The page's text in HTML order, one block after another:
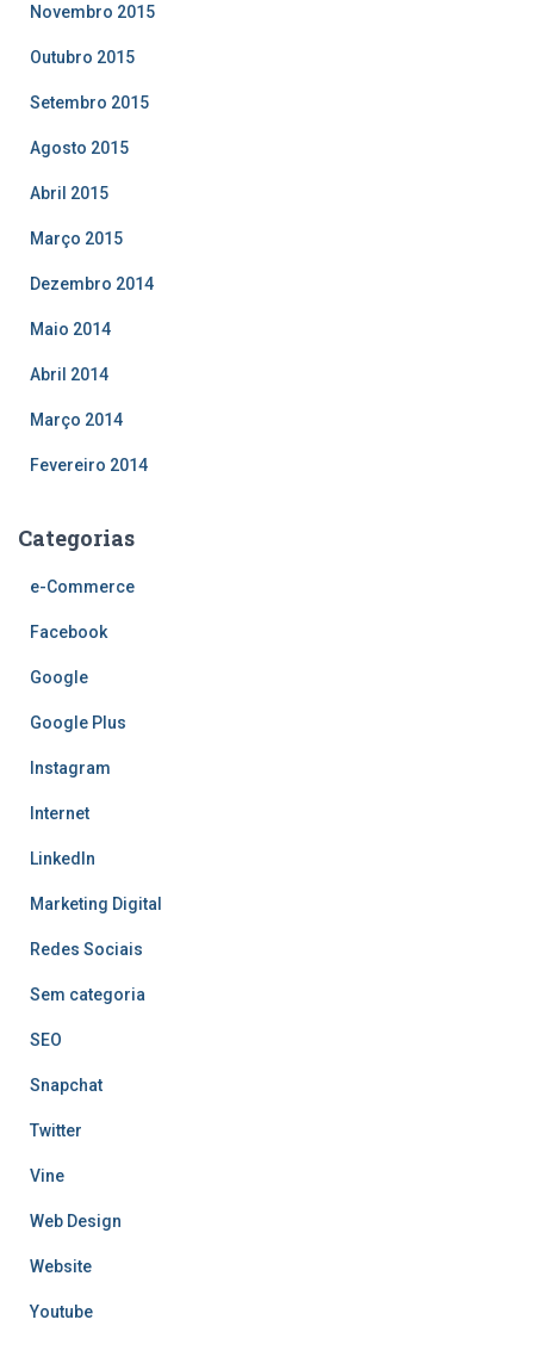
Novembro 2015
Outubro 2015
Setembro 2015
Agosto 2015
Abril 2015
Março 2015
Dezembro 2014
Maio 2014
Abril 2014
Março 2014
Fevereiro 2014
Categorias
e-Commerce
Facebook
Google
Google Plus
Instagram
Internet
LinkedIn
Marketing Digital
Redes Sociais
Sem categoria
SEO
Snapchat
Twitter
Vine
Web Design
Website
Youtube